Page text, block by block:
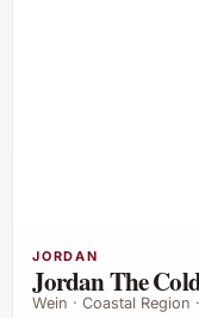
JORDAN
Jordan The
Wein · Coastal Region